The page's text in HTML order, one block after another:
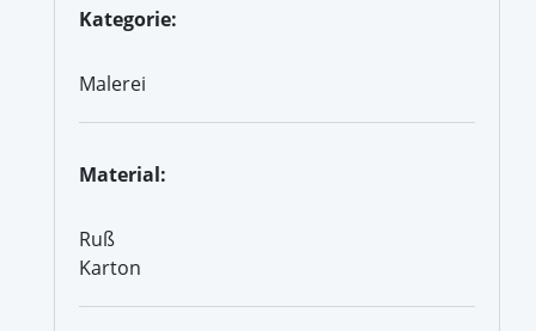
Kategorie:
Malerei
Material:
Ruß
Karton